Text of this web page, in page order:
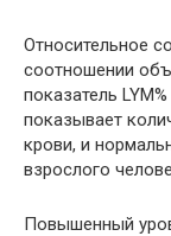
Относительное
соотношении
показатель
показывает
крови, и
взрослого
Повышенный